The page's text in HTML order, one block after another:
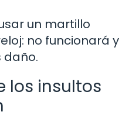
un martillo
no funcionará y
daño.
los insultos